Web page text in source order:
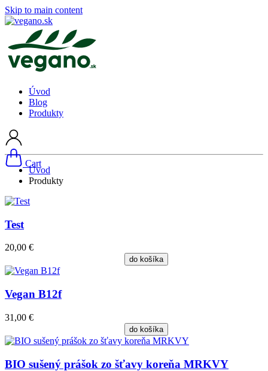
Skip to main content
Úvod
Blog
Produkty
Cart
Úvod
Produkty
Test
20,00 €
do košíka
Vegan B12f
31,00 €
do košíka
BIO sušený prášok zo šťavy koreňa MRKVY